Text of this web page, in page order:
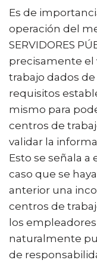
Es de
operación del
SERVIDORES
precisamente el
trabajo dados
requisitos
mismo para
centros de
validar la
Esto se señala a
caso que se
anterior una
centros de
los
naturalmente
de